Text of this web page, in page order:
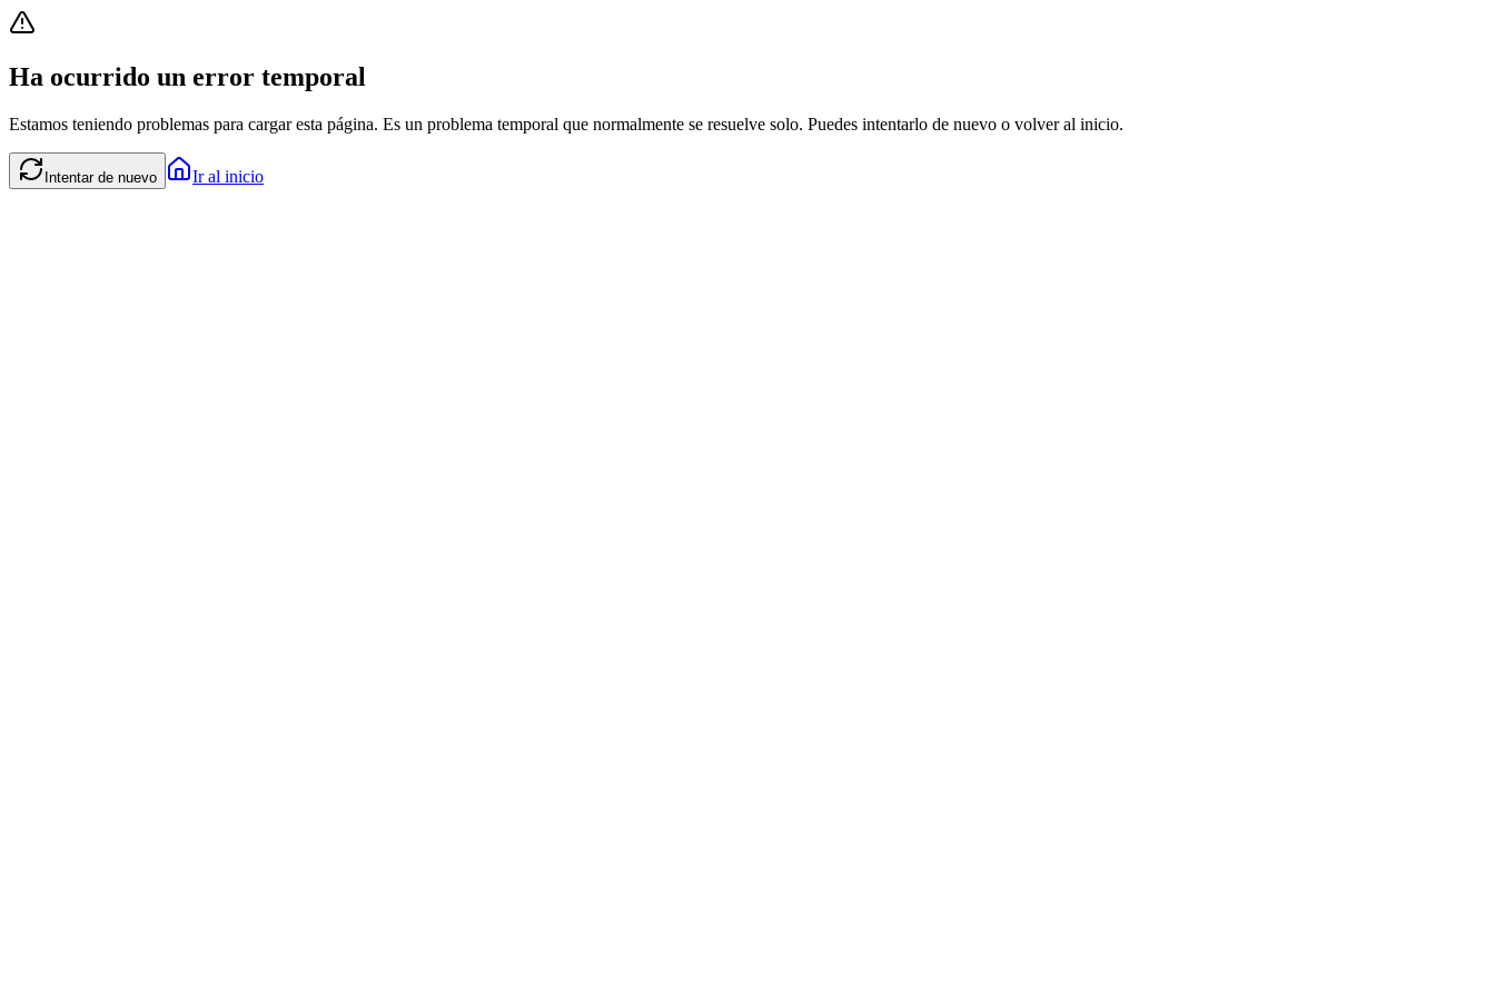
Ha ocurrido un error temporal
Estamos teniendo problemas para cargar esta página. Es un problema temporal que normalmente se resuelve solo. Puedes intentarlo de nuevo o volver al inicio.
Intentar de nuevo Ir al inicio